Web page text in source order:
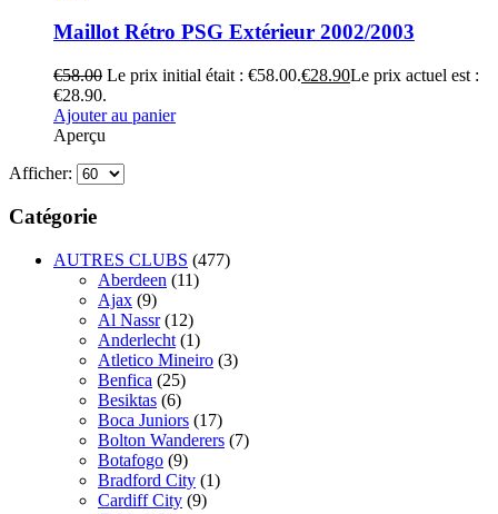
Maillot Rétro PSG Extérieur 2002/2003
€58.00 Le prix initial était : €58.00.€28.90Le prix actuel est :
€28.90.
Ajouter au panier
Aperçu
Afficher:
Catégorie
AUTRES CLUBS (477)
Aberdeen (11)
Ajax (9)
Al Nassr (12)
Anderlecht (1)
Atletico Mineiro (3)
Benfica (25)
Besiktas (6)
Boca Juniors (17)
Bolton Wanderers (7)
Botafogo (9)
Bradford City (1)
Cardiff City (9)